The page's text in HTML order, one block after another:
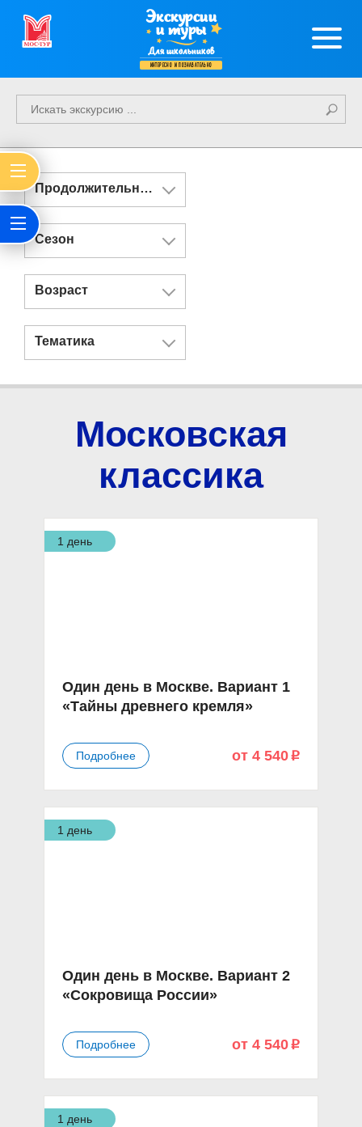
Экскурсии
и туры
Для школьников
интересно и познавательно
Продолжительность
Сезон
Возраст
Тематика
Московская
классика
1 день
Один день в Москве. Вариант 1
«Тайны древнего кремля»
Подробнее от 4 540 p
1 день
Один день в Москве. Вариант 2
«Сокровища России»
Подробнее от 4 540 p
1 день